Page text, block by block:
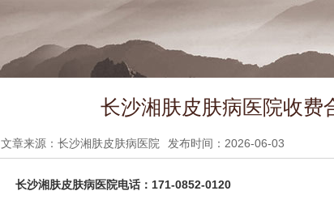
长沙湘肤皮肤病医院收费
文章来源：长沙湘肤皮肤病医院 发布时间：2026-06-03
长沙湘肤皮肤病医院电话：171-0852-0120